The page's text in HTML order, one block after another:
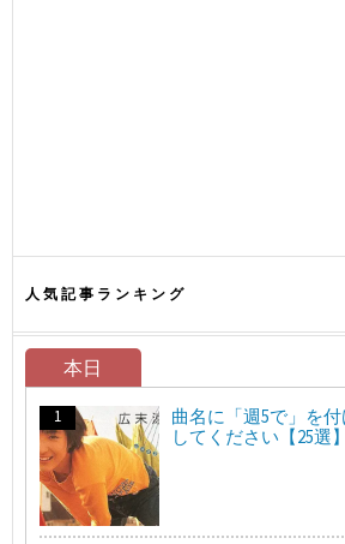
人気記事ランキング
本日
曲名に「週5で」を
してください【25選】